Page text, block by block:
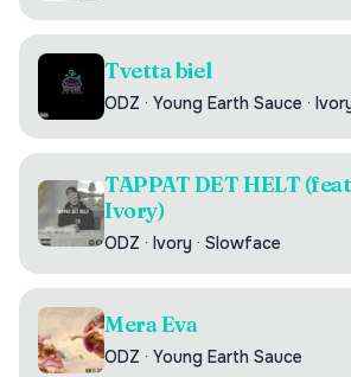
Tvetta biel
ODZ · Young Earth Sauce ·
TAPPAT DET HELT
Ivory)
ODZ · Ivory · Slowface
Mera Eva
ODZ · Young Earth Sauce